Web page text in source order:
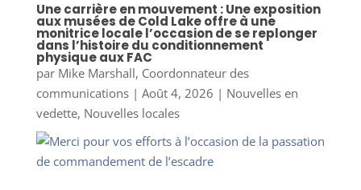
Une carrière en mouvement : Une exposition
aux musées de Cold Lake offre à une
monitrice locale l’occasion de se replonger
dans l’histoire du conditionnement
physique aux FAC
par Mike Marshall, Coordonnateur des
communications| Août 4, 2026 | Nouvelles en
vedette, Nouvelles locales